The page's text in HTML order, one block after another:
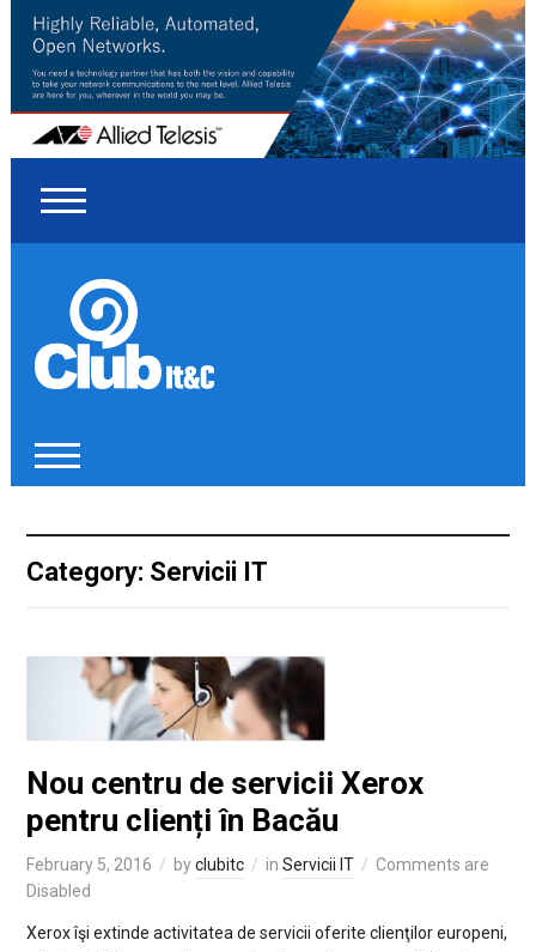
Category: Servicii IT
Nou centru de servicii Xerox
pentru clienți în Bacău
February 5, 2016 byclubitc in Servicii IT
Comments are
Disabled
Xerox îşi extinde activitatea de servicii oferite clienţilor europeni,